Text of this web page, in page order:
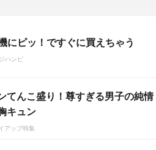
にピッ！ですぐに買えちゃう
ハンピ
てんこ盛り！尊すぎる男子の純情
キュン
アップ特集